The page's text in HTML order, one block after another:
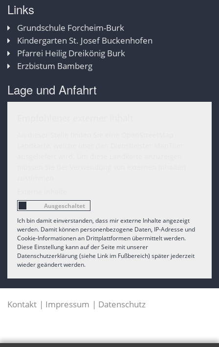
Links
Grundschule Forcheim-Burk
Kindergarten St. Josef Buckenhofen
Pfarrei Heilig Dreikönig Burk
Erzbistum Bamberg
Lage und Anfahrt
Ich bin damit einverstanden, dass mir externe Inhalte angezeigt
werden. Damit können personenbezogene Daten, IP-Adresse und
Cookie-Informationen an Drittplattformen übermittelt werden.
Diese Einstellung kann auf der Seite mit unserer
Datenschutzerklärung (siehe Link im Fußbereich) später jederzeit
wieder geändert werden.
Kontakt Impressum Datenschutz